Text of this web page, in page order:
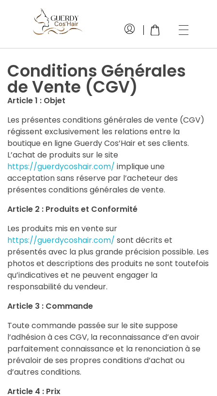
Conditions Générales
de Vente (CGV)
Article 1 : Objet
Les présentes conditions générales de vente (CGV)
régissent exclusivement les relations entre la
boutique en ligne Guerdy Cos’Hair et ses clients.
L’achat de produits sur le site
https://guerdycoshair.com/ implique une
acceptation sans réserve par l’acheteur des
présentes conditions générales de vente.
Article 2 : Produits et Conformité
Les produits mis en vente sur
https://guerdycoshair.com/ sont décrits et
présentés avec la plus grande précision possible. Les
photos et descriptions des produits ne sont toutefois
qu’indicatives et ne peuvent engager la
responsabilité du vendeur.
Article 3 : Commande
Toute commande passée sur le site suppose
l’adhésion à ces CGV, la reconnaissance d’en avoir
parfaitement connaissance et la renonciation à se
prévaloir de ses propres conditions d’achat ou
d’autres conditions.
Article 4 : Prix